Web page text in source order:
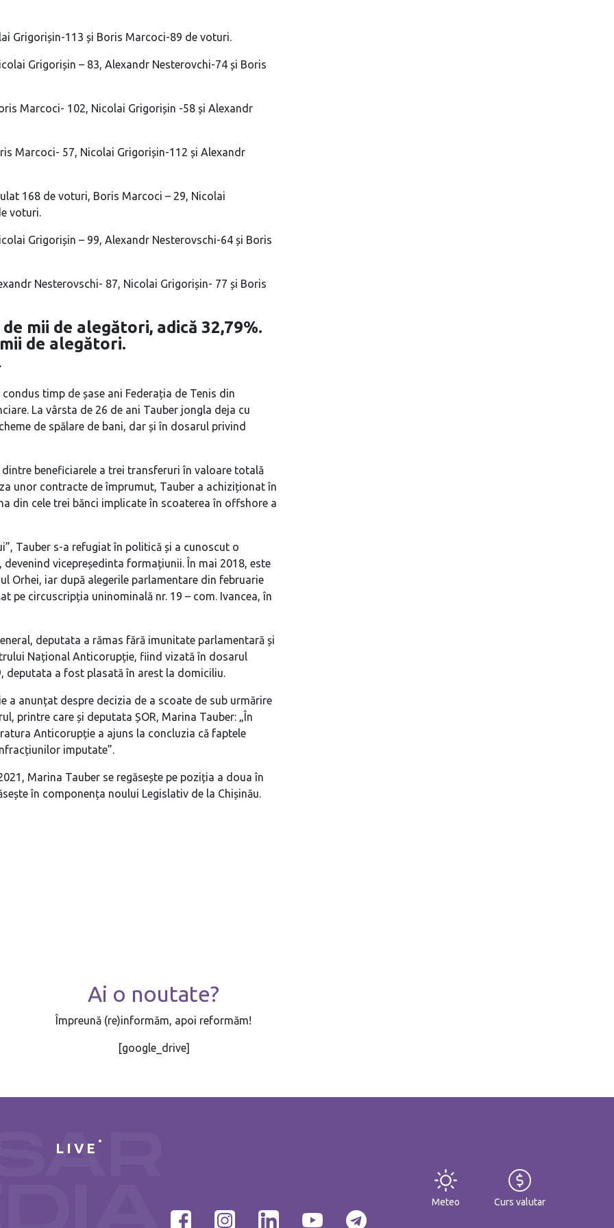
Grigorișin-113 și Boris Marcoci-89 de voturi.
Grigorișin – 83, Alexandr Nesterovchi-74 și Boris
Marcoci- 102, Nicolai Grigorișin -58 și Alexandr
Marcoci- 57, Nicolai Grigorișin-112 și Alexandr
168 de voturi, Boris Marcoci – 29, Nicolai
voturi.
Grigorișin – 99, Alexandr Nesterovschi-64 și Boris
Nesterovschi- 87, Nicolai Grigorișin- 77 și Boris
mii de alegători, adică 32,79%.
de alegători.
timp de șase ani Federația de Tenis din
La vârsta de 26 de ani Tauber jongla deja cu
de spălare de bani, dar și în dosarul privind
beneficiarele a trei transferuri în valoare totală
unor contracte de împrumut, Tauber a achiziționat în
din cele trei bănci implicate în scoaterea în offshore a
Tauber s-a refugiat în politică și a cunoscut o
vicepreședinta formațiunii. În mai 2018, este
Orhei, iar după alegerile parlamentare din februarie
pe circuscripția uninominală nr. 19 – com. Ivancea, în
deputata a rămas fără imunitate parlamentară și
Național Anticorupție, fiind vizată în dosarul
deputata a fost plasată în arest la domiciliu.
anunțat despre decizia de a scoate de sub urmărire
printre care și deputata ȘOR, Marina Tauber: „În
Anticorupție a ajuns la concluzia că faptele
imputate”.
Marina Tauber se regăsește pe poziția a doua în
în componența noului Legislativ de la Chișinău.
Ai o noutate?
Împreună (re)informăm, apoi reformăm!
[google_drive]
LIVE
Meteo Curs valutar